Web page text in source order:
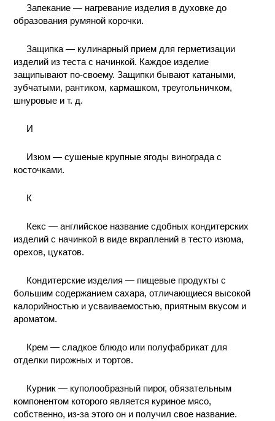
Запекание — нагревание изделия в духовке до
образования румяной корочки.
Защипка — кулинарный прием для герметизации
изделий из теста с начинкой. Каждое изделие
защипывают по-своему. Защипки бывают катаными,
зубчатыми, рантиком, кармашком, треугольничком,
шнуровые и т. д.
И
Изюм — сушеные крупные ягоды винограда с
косточками.
К
Кекс — английское название сдобных кондитерских
изделий с начинкой в виде вкраплений в тесто изюма,
орехов, цукатов.
Кондитерские изделия — пищевые продукты с
большим содержанием сахара, отличающиеся высокой
калорийностью и усваиваемостью, приятным вкусом и
ароматом.
Крем — сладкое блюдо или полуфабрикат для
отделки пирожных и тортов.
Курник — куполообразный пирог, обязательным
компонентом которого является куриное мясо,
собственно, из-за этого он и получил свое название.